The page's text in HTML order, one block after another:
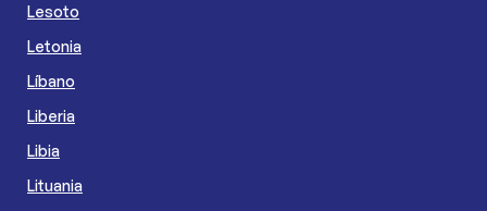
Lesoto
Letonia
Líbano
Liberia
Libia
Lituania